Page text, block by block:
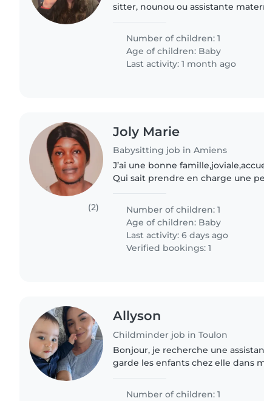
sitter, nounou ou assistante
Number of children: 1
Age of children: Baby
Last activity: 1 month ago
(2)
Joly Marie
Babysitting job in Amiens
J’ai une bonne
Qui sait prendre en charge une
Number of children: 1
Age of children: Baby
Last activity: 6 days ago
Verified bookings: 1
Allyson
Childminder job in Toulon
Bonjour, je recherche une assistante maternelle qui
garde les enfants chez elle dans
bébé de 6 mois..
Number of children: 1